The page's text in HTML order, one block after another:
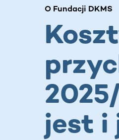
O Fundacji DKMS
jest i